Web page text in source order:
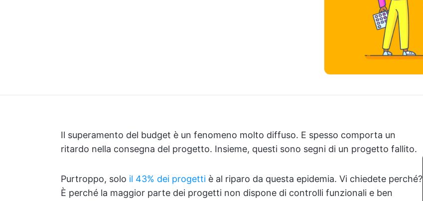
Il superamento del budget è un fenomeno molto diffuso. E spesso comporta un
ritardo nella consegna del progetto. Insieme, questi sono segni di un progetto fallito.
Purtroppo, solo il 43% dei progetti è al riparo da questa epidemia. Vi chiedete perché?
È perché la maggior parte dei progetti non dispone di controlli funzionali e ben